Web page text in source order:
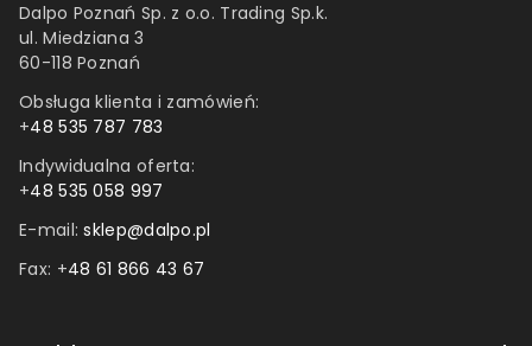
Dalpo Poznań Sp. z o.o. Trading Sp.k.
ul. Miedziana 3
60-118 Poznań
Obsługa klienta i zamówień:
+48 535 787 783
Indywidualna oferta:
+48 535 058 997
E-mail:sklep@dalpo.pl
Fax: +48 61 866 43 67